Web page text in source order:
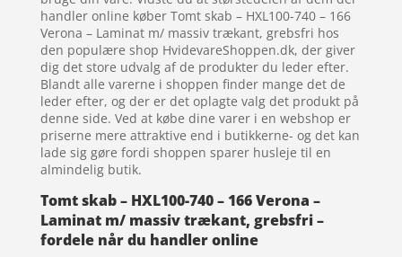
handler online køber Tomt skab – HXL100-740 – 166
Verona – Laminat m/ massiv trækant, grebsfri hos
den populære shop HvidevareShoppen.dk, der giver
dig det store udvalg af de produkter du leder efter.
Blandt alle varerne i shoppen finder mange det de
leder efter, og der er det oplagte valg det produkt på
denne side. Ved at købe dine varer i en webshop er
priserne mere attraktive end i butikkerne- og det kan
lade sig gøre fordi shoppen sparer husleje til en
almindelig butik.
Tomt skab – HXL100-740 – 166 Verona –
Laminat m/ massiv trækant, grebsfri –
fordele når du handler online